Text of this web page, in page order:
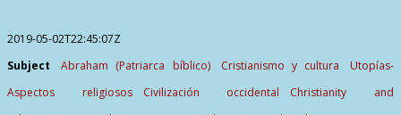
2019-05-02T22:45:07Z
Subject
Abraham (Patriarca bíblico) Cristianismo y cultura
Utopías-
Aspectos religiosos
Civilización occidental
Christianity and